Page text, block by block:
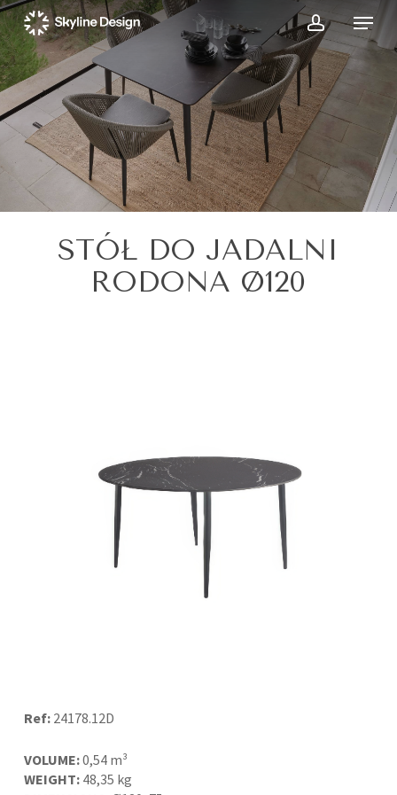
Skip
to
main
content
account
Menu
STÓŁ DO JADALNI
RODONA Ø120
Ref:24178.12D
VOLUME:0,54 m³
WEIGHT: 48,35 kg